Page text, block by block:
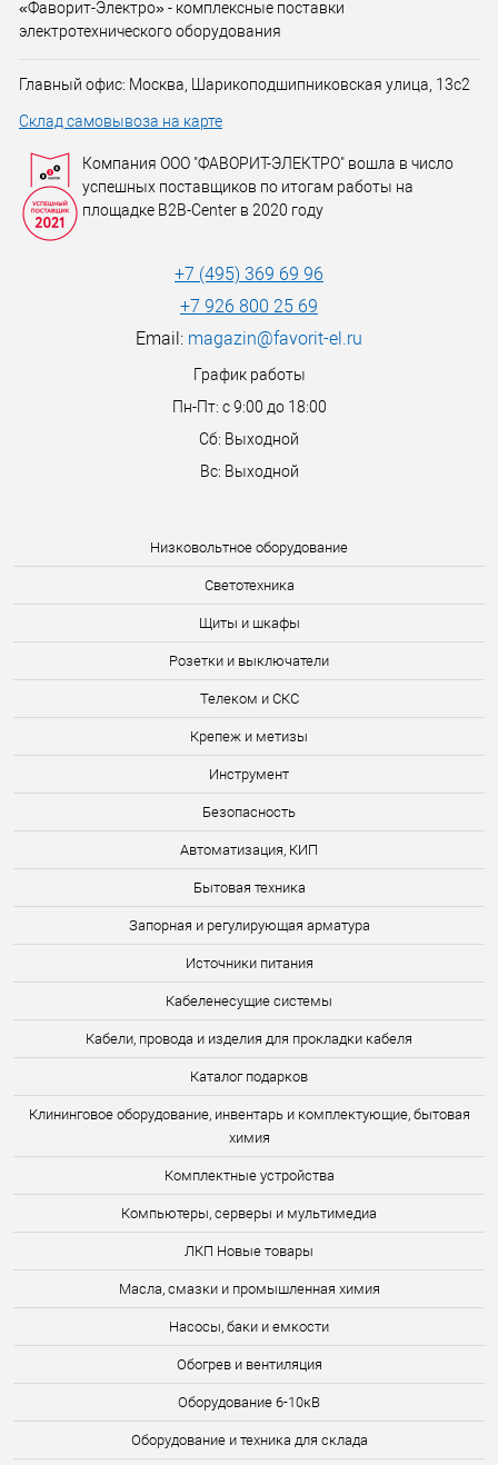
Низковольтное оборудование
Светотехника
Щиты и шкафы
Розетки и выключатели
Телеком и СКС
Крепеж и метизы
Инструмент
Безопасность
Автоматизация, КИП
Бытовая техника
Запорная и регулирующая арматура
Источники питания
Кабеленесущие системы
Кабели, провода и изделия для прокладки кабеля
Каталог подарков
Клининговое оборудование, инвентарь и комплектующие, бытовая
химия
Комплектные устройства
Компьютеры, серверы и мультимедиа
ЛКП Новые товары
Масла, смазки и промышленная химия
Насосы, баки и емкости
Обогрев и вентиляция
Оборудование 6-10кВ
Оборудование и техника для склада
«Фаворит-Электро» - комплексные поставки
электротехнического оборудования
Главный офис: Москва, Шарикоподшипниковская улица, 13с2
Склад самовывоза на карте
Компания ООО "ФАВОРИТ-ЭЛЕКТРО" вошла в число
успешных поставщиков по итогам работы на
площадке B2B-Center в 2020 году
+7 (495) 369 69 96
+7 926 800 25 69
Email: magazin@favorit-el.ru
График работы
Пн-Пт: с 9:00 до 18:00
Сб: Выходной
Вс: Выходной